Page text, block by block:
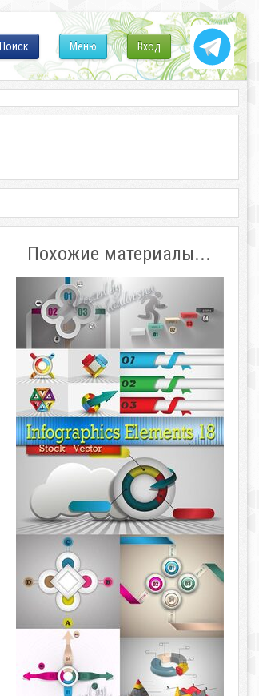
Вход
Меню
Поиск
Похожие материалы...